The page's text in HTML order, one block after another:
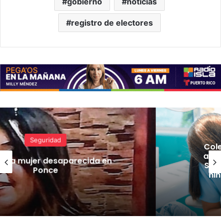
registro de electores
Noticias
Colegio de Cirujanos Dentistas
amplía el alcance del Mes de la
Salud Oral con iniciativas para
niños, familias, cuidadores y
adultos mayores